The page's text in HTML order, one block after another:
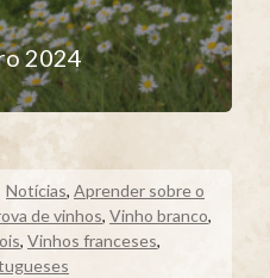
2024
Notícias, Aprender sobre o
de vinhos, Vinho branco,
, Vinhos franceses,